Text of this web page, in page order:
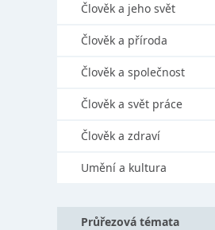
Člověk a jeho svět
Člověk a příroda
Člověk a společnost
Člověk a svět práce
Člověk a zdraví
Umění a kultura
Průřezová témata